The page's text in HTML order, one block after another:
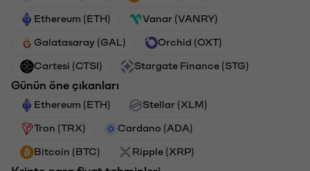
Ethereum (ETH) Vanar (VANRY)
Galatasaray (GAL) Orchid (OXT)
Cartesi (CTSI) Stargate Finance (STG)
Günün öne çıkanları
Ethereum (ETH) Stellar (XLM)
Tron (TRX) Cardano (ADA)
Bitcoin (BTC) Ripple (XRP)